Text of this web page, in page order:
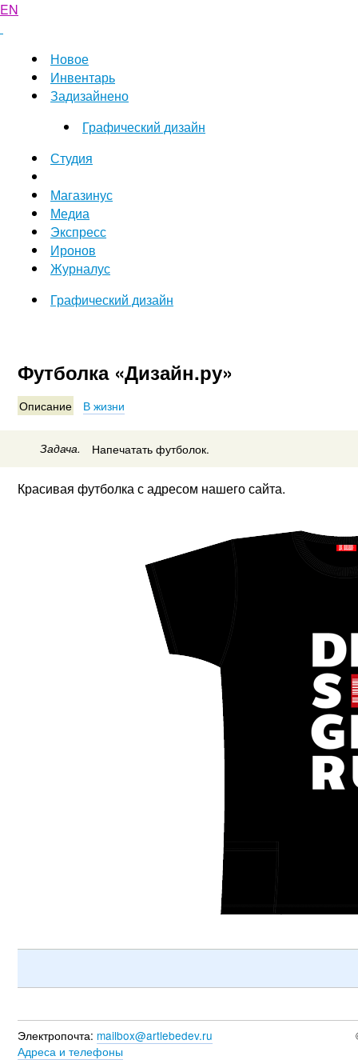
EN
Новое
Инвентарь
Задизайнено
Графический дизайн
Студия
Магазинус
Медиа
Экспресс
Иронов
Журналус
Графический дизайн
Футболка «Дизайн.ру»
Описание В жизни
Задача. Напечатать футболок.
Красивая футболка с адресом нашего сайта.
Электропочта: mailbox@artlebedev.ru
Адреса и телефоны